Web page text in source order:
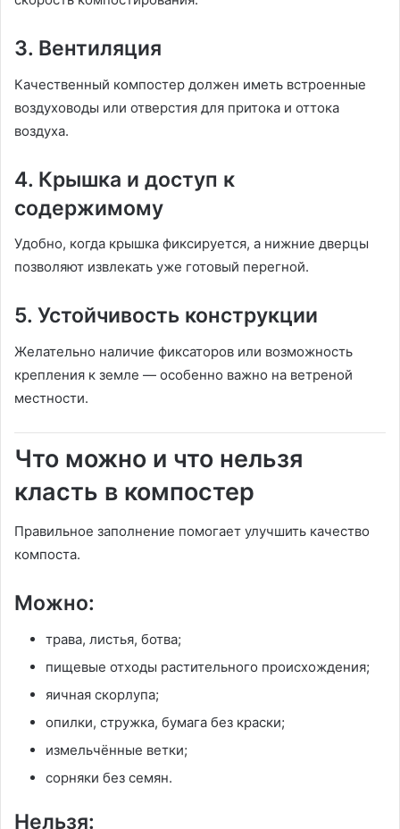
3. Вентиляция
Качественный компостер должен иметь встроенные
воздуховоды или отверстия для притока и оттока
воздуха.
4. Крышка и доступ к
содержимому
Удобно, когда крышка фиксируется, а нижние дверцы
позволяют извлекать уже готовый перегной.
5. Устойчивость конструкции
Желательно наличие фиксаторов или возможность
крепления к земле — особенно важно на ветреной
местности.
Что можно и что нельзя
класть в компостер
Правильное заполнение помогает улучшить качество
компоста.
Можно:
трава, листья, ботва;
пищевые отходы растительного происхождения;
яичная скорлупа;
опилки, стружка, бумага без краски;
измельчённые ветки;
сорняки без семян.
Нельзя: